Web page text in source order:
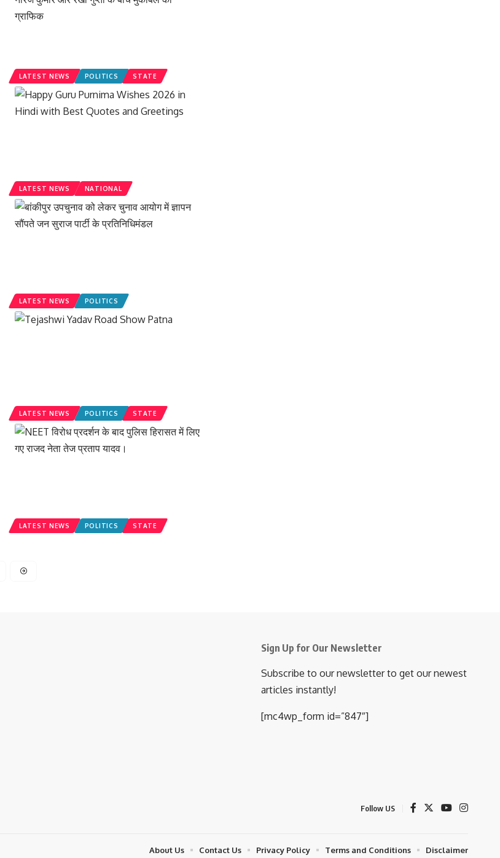
LATEST NEWS POLITICS STATE
LATEST NEWS NATIONAL
LATEST NEWS POLITICS
LATEST NEWS POLITICS STATE
LATEST NEWS POLITICS STATE
Sign Up for Our Newsletter
Subscribe to our newsletter to get our newest
articles instantly!
[mc4wp_form id=”847″]
Follow US
About Us Contact Us Privacy Policy Terms and Conditions Disclaimer